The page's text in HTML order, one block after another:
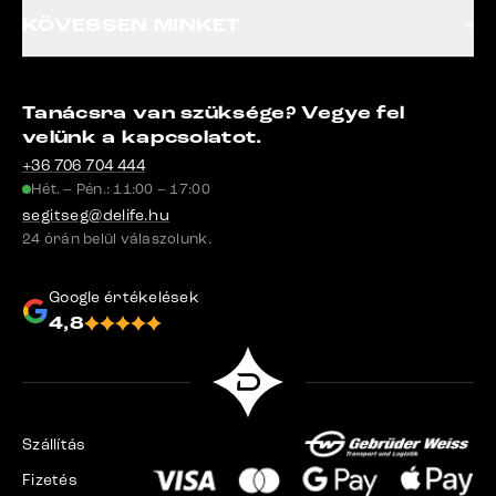
Tanácsra van szüksége? Vegye fel
velünk a kapcsolatot.
+36 706 704 444
Hét. – Pén.: 11:00 – 17:00
segitseg@delife.hu
24 órán belül válaszolunk.
Google értékelések
4,8
Szállítás
Fizetés